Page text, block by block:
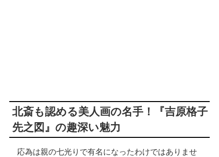
北斎も認める美人画の名手！『吉原格子
先之図』の趣深い魅力
応為は親の七光りで有名になったわけではありませ